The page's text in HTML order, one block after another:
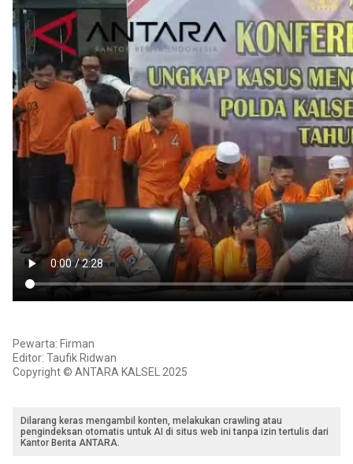
Pewarta: Firman
Editor: Taufik Ridwan
Copyright © ANTARA KALSEL 2025
Dilarang keras mengambil konten, melakukan crawling atau
pengindeksan otomatis untuk AI di situs web ini tanpa izin tertulis dari
Kantor Berita ANTARA.